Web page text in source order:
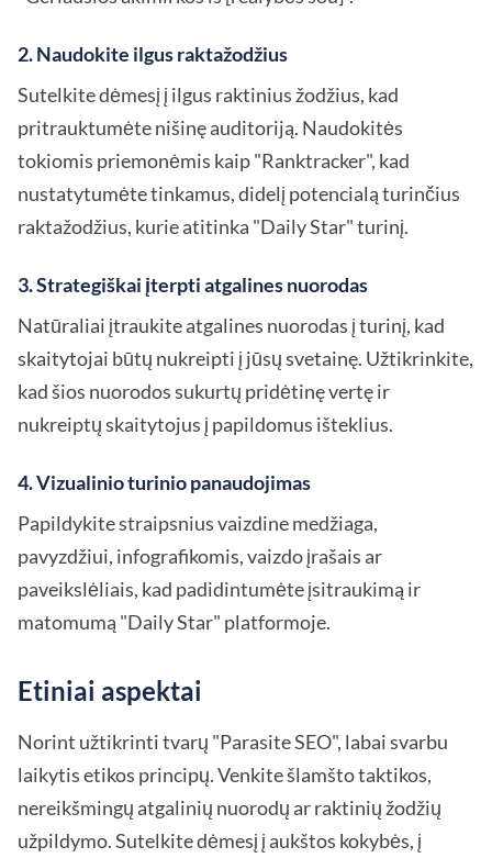
2. Naudokite ilgus raktažodžius
Sutelkite dėmesį į ilgus raktinius žodžius, kad
pritrauktumėte nišinę auditoriją. Naudokitės
tokiomis priemonėmis kaip "Ranktracker", kad
nustatytumėte tinkamus, didelį potencialą turinčius
raktažodžius, kurie atitinka "Daily Star" turinį.
3. Strategiškai įterpti atgalines nuorodas
Natūraliai įtraukite atgalines nuorodas į turinį, kad
skaitytojai būtų nukreipti į jūsų svetainę. Užtikrinkite,
kad šios nuorodos sukurtų pridėtinę vertę ir
nukreiptų skaitytojus į papildomus išteklius.
4. Vizualinio turinio panaudojimas
Papildykite straipsnius vaizdine medžiaga,
pavyzdžiui, infografikomis, vaizdo įrašais ar
paveikslėliais, kad padidintumėte įsitraukimą ir
matomumą "Daily Star" platformoje.
Etiniai aspektai
Norint užtikrinti tvarų "Parasite SEO", labai svarbu
laikytis etikos principų. Venkite šlamšto taktikos,
nereikšmingų atgalinių nuorodų ar raktinių žodžių
užpildymo. Sutelkite dėmesį į aukštos kokybės, į